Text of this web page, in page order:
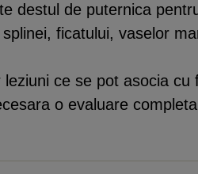
destul de puternica
ficatului, vaselor
leziuni ce se pot asocia
o evaluare